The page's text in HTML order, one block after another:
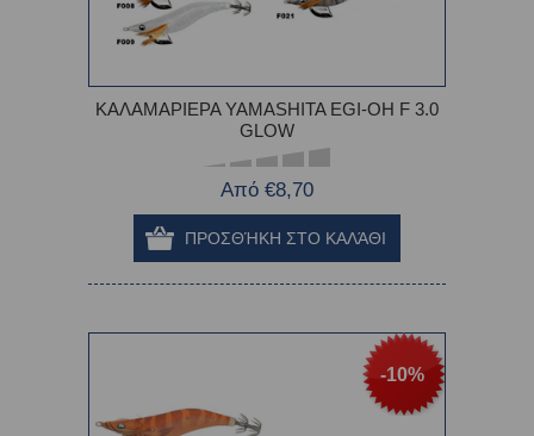
ΚΑΛΑΜΑΡΙΕΡΑ YAMASHITA EGI-OH F 3.0
GLOW
Από €8,70
-10%